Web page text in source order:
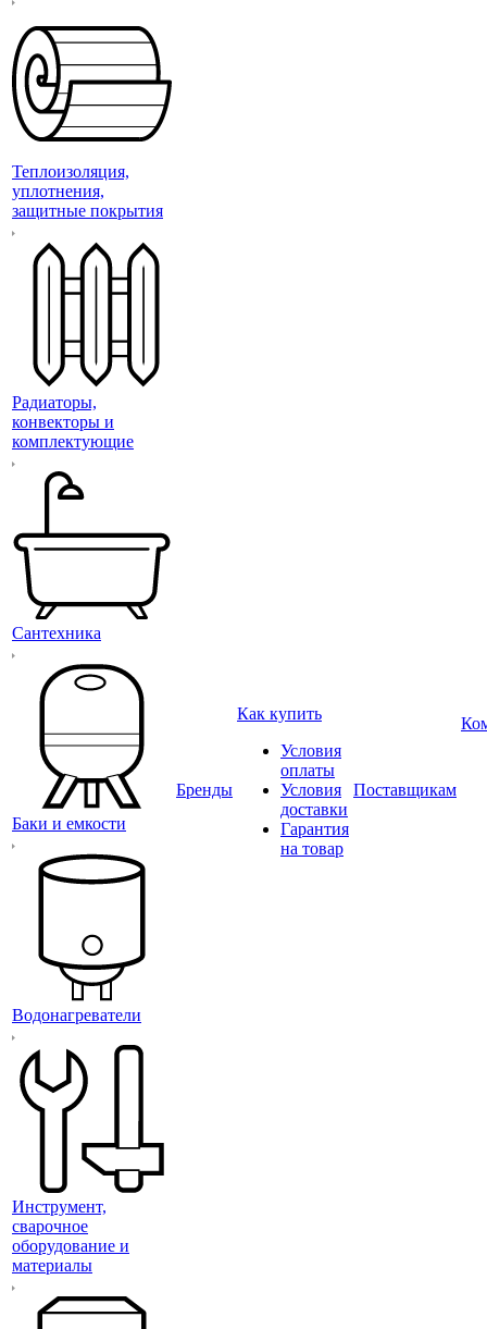
Теплоизоляция,
уплотнения,
защитные покрытия
Радиаторы,
конвекторы и
комплектующие
Сантехника
Баки и емкости
Водонагреватели
Инструмент,
сварочное
оборудование и
материалы
Бренды
Как купить
Условия
оплаты
Условия
доставки
Гарантия
на товар
Поставщикам